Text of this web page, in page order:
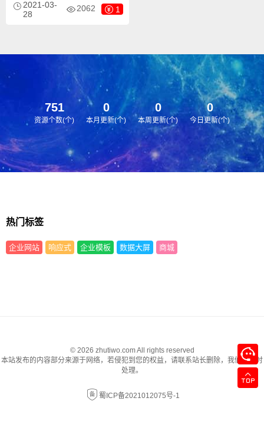
科技手段，采用国际先进设备，
进行质量控制，充分实现了低
口感，不上头，不干喉，享天然
的特点。HTML5白酒包装礼盒网
站源码下载，从选料—酿酒—化
验—灌装—检测等，处处做到精
益求精。
2021-03-
28
2062 1
751
资源个数(个)
0
本月更新(个)
0
本周更新(个)
0
今日更新(个)
热门标签
企业网站 响应式 企业模板 数据大屏 商城
© 2026 zhutiwo.com All rights reserved
本站发布的内容部分来源于网络，若侵犯到您的权益，请联系站长删除，我们将及时
处理。
蜀ICP备2021012075号-1